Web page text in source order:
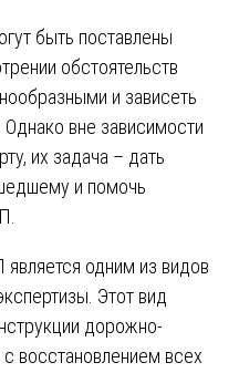
быть поставлены
обстоятельств
и зависеть
вне зависимости
их задача – дать
и помочь
одним из видов
Этот вид
дорожно-
восстановлением всех